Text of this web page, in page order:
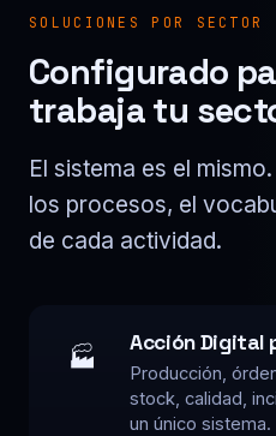
SOLUCIONES POR SECTOR
Configurado
trabaja tu
El sistema es el
los procesos, el
de cada actividad.
🏭
Acción Digital
Producción,
stock, calidad,
un único sistema.